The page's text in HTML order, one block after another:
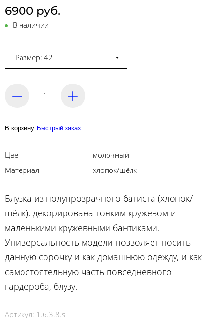
6900 руб.
В наличии
Размер: 42
В корзину Быстрый заказ
Цвет
молочный
Материал
хлопок/шёлк
Блузка из полупрозрачного батиста (хлопок/
шёлк), декорирована тонким кружевом и
маленькими кружевными бантиками.
Универсальность модели позволяет носить
данную сорочку и как домашнюю одежду, и как
самостоятельную часть повседневного
гардероба, блузу.
Артикул: 1.6.3.8.s